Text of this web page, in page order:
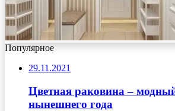
Популярное
29.11.2021
Цветная раковина –
нынешнего года